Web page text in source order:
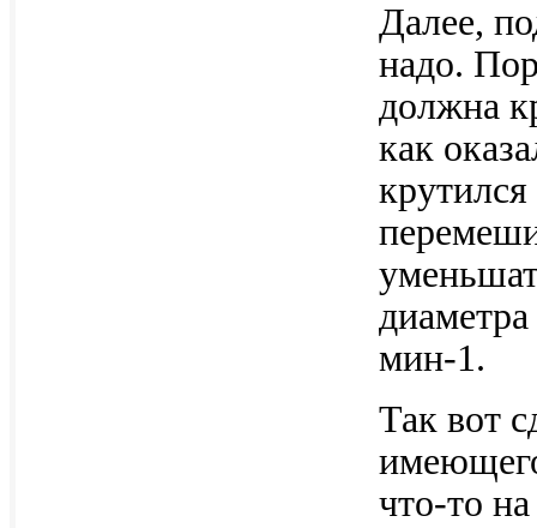
Далее,
надо.
должна
как
мин-1.
Так вот
что-то